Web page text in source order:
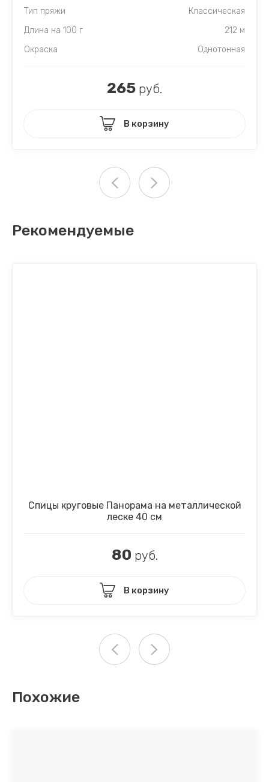
Тип пряжи
Классическая
Длина на 100 г
212 м
Окраска
Однотонная
265 руб.
В корзину
Рекомендуемые
Спицы круговые Панорама на металлической
леске 40 см
80 руб.
В корзину
Похожие